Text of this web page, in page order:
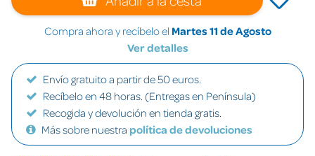
Compra ahora y recíbelo el Martes 11 de Agosto
Ver detalles
Envío gratuito a partir de 50 euros.
Recíbelo en 48 horas. (Entregas en Península)
Recogida y devolución en tienda gratis.
Más sobre nuestra política de devoluciones